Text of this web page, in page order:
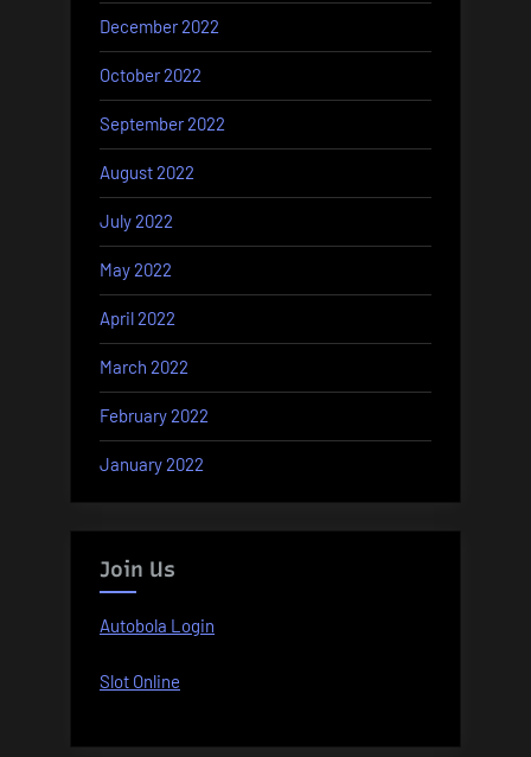
December 2022
October 2022
September 2022
August 2022
July 2022
May 2022
April 2022
March 2022
February 2022
January 2022
Join Us
Autobola Login
Slot Online